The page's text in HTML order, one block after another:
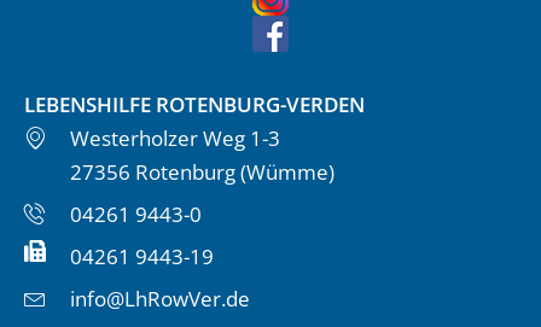
LEBENSHILFE ROTENBURG-VERDEN
Westerholzer Weg 1-3
27356 Rotenburg (Wümme)
04261 9443-0
04261 9443-19
info@LhRowVer.de